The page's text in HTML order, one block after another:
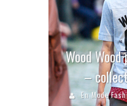
Wood
–
En Mode